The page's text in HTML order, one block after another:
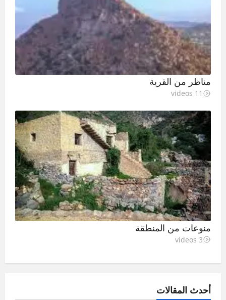
مناظر من القرية
11 videos
منوعات من المنطقة
3 videos
أحدث المقالات